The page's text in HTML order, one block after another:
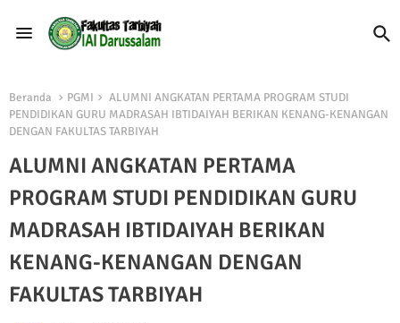
Beranda PGMI
ALUMNI ANGKATAN PERTAMA PROGRAM STUDI
PENDIDIKAN GURU MADRASAH IBTIDAIYAH BERIKAN KENANG-KENANGAN
DENGAN FAKULTAS TARBIYAH
ALUMNI ANGKATAN PERTAMA
PROGRAM STUDI PENDIDIKAN GURU
MADRASAH IBTIDAIYAH BERIKAN
KENANG-KENANGAN DENGAN
FAKULTAS TARBIYAH